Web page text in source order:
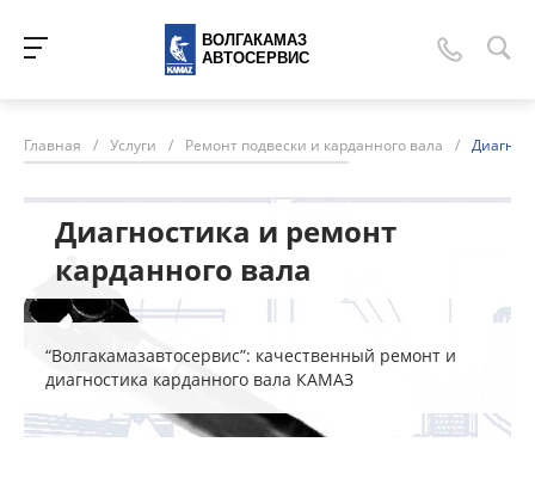
ВОЛГАКАМАЗ
АВТОСЕРВИС
Главная / Услуги / Ремонт подвески и карданного вала /
Диагностика и ремонт
карданного вала
“Волгакамазавтосервис”: качественный ремонт и
диагностика карданного вала КАМАЗ